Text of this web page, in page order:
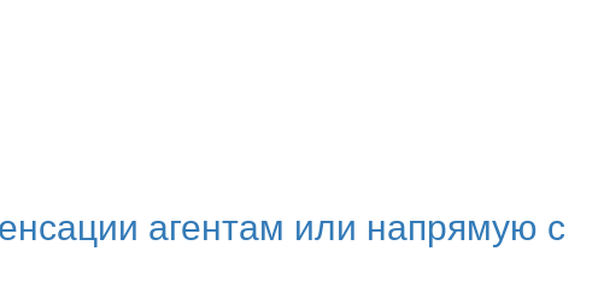
агентам или напрямую с